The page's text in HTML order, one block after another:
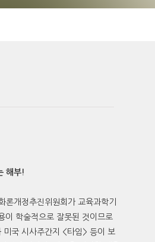
해부!
개정추진위원회가 교육과학기
이 학술적으로 잘못된 것이므로
미국 시사주간지 <타임> 등이 보